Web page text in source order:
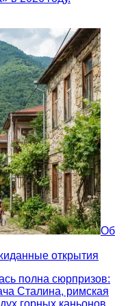
Об
открытия
полна сюрпризов:
Сталина, римская
горных каньонов.